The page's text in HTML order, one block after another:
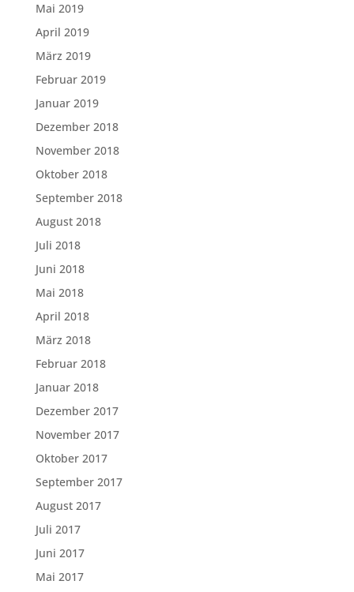
Mai 2019
April 2019
März 2019
Februar 2019
Januar 2019
Dezember 2018
November 2018
Oktober 2018
September 2018
August 2018
Juli 2018
Juni 2018
Mai 2018
April 2018
März 2018
Februar 2018
Januar 2018
Dezember 2017
November 2017
Oktober 2017
September 2017
August 2017
Juli 2017
Juni 2017
Mai 2017